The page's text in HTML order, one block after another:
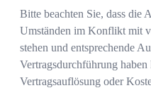
Bitte beachten Sie, dass die
Umständen im Konflikt mit
stehen und entsprechende
Vertragsdurchführung
Vertragsauflösung oder